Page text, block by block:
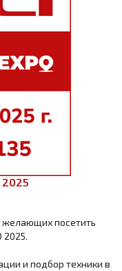
2025
желающих посетить
2025.
и подбор техники в